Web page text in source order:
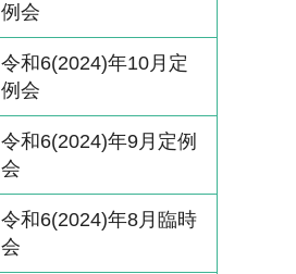
例会
令和6(2024)年10月定
例会
令和6(2024)年9月定例
会
令和6(2024)年8月臨時
会